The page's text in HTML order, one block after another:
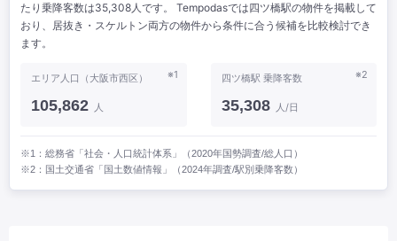
たり乗降客数は35,308人です。 Tempodasでは四ツ橋駅の物件を掲載して
おり、居抜き・スケルトン両方の物件から条件に合う候補を比較検討でき
ます。
※1
エリア人口（大阪市西区）
105,862 人
※2
四ツ橋駅 乗降客数
35,308 人/日
※1：総務省「社会・人口統計体系」（2020年国勢調査/総人口）
※2：国土交通省「国土数値情報」（2024年調査/駅別乗降客数）